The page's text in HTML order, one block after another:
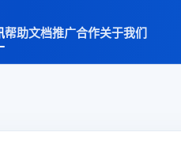
帮助文档推广合作关于我们